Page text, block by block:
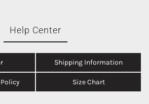
Help Center
Shipping Information
Size Chart